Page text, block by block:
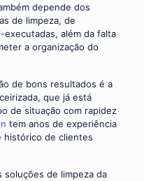
depende dos
de limpeza, de
executadas, além da falta
a organização do
de bons resultados é a
que já está
de situação com rapidez
tem anos de experiência
histórico de clientes
soluções de limpeza da